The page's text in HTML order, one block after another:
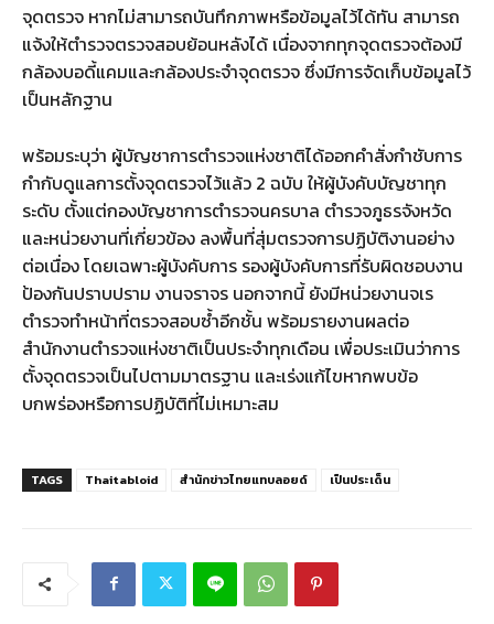
จุดตรวจ หากไม่สามารถบันทึกภาพหรือข้อมูลไว้ได้ทัน สามารถ
แจ้งให้ตำรวจตรวจสอบย้อนหลังได้ เนื่องจากทุกจุดตรวจต้องมี
กล้องบอดี้แคมและกล้องประจำจุดตรวจ ซึ่งมีการจัดเก็บข้อมูลไว้
เป็นหลักฐาน
พร้อมระบุว่า ผู้บัญชาการตำรวจแห่งชาติได้ออกคำสั่งกำชับการ
กำกับดูแลการตั้งจุดตรวจไว้แล้ว 2 ฉบับ ให้ผู้บังคับบัญชาทุก
ระดับ ตั้งแต่กองบัญชาการตำรวจนครบาล ตำรวจภูธรจังหวัด
และหน่วยงานที่เกี่ยวข้อง ลงพื้นที่สุ่มตรวจการปฏิบัติงานอย่าง
ต่อเนื่อง โดยเฉพาะผู้บังคับการ รองผู้บังคับการที่รับผิดชอบงาน
ป้องกันปราบปราม งานจราจร นอกจากนี้ ยังมีหน่วยงานจเร
ตำรวจทำหน้าที่ตรวจสอบซ้ำอีกชั้น พร้อมรายงานผลต่อ
สำนักงานตำรวจแห่งชาติเป็นประจำทุกเดือน เพื่อประเมินว่าการ
ตั้งจุดตรวจเป็นไปตามมาตรฐาน และเร่งแก้ไขหากพบข้อ
บกพร่องหรือการปฏิบัติที่ไม่เหมาะสม
TAGS Thaitabloid สำนักข่าวไทยแทบลอยด์ เป็นประเด็น